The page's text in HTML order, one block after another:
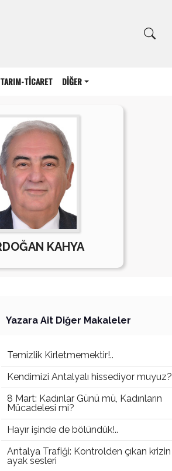
TARIM-TİCARET DİĞER
KAHYA
Yazara Ait Diğer Makaleler
Temizlik Kirletmemektir!..
Kendimizi Antalyalı hissediyor muyuz?
8 Mart: Kadınlar Günü mü, Kadınların
Mücadelesi mi?
Hayır işinde de bölündük!..
Antalya Trafiği: Kontrolden çıkan krizin
ayak sesleri